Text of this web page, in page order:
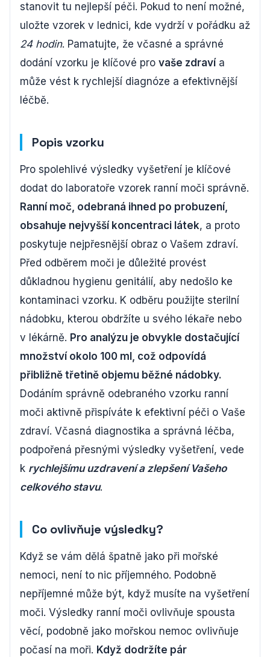
stanovit tu nejlepší péči. Pokud to není možné,
uložte vzorek v lednici, kde vydrží v pořádku až
24 hodin. Pamatujte, že včasné a správné
dodání vzorku je klíčové pro vaše zdraví a
může vést k rychlejší diagnóze a efektivnější
léčbě.
Popis vzorku
Pro spolehlivé výsledky vyšetření je klíčové
dodat do laboratoře vzorek ranní moči správně.
Ranní moč, odebraná ihned po probuzení,
obsahuje nejvyšší koncentraci látek, a proto
poskytuje nejpřesnější obraz o Vašem zdraví.
Před odběrem moči je důležité provést
důkladnou hygienu genitálií, aby nedošlo ke
kontaminaci vzorku. K odběru použijte sterilní
nádobku, kterou obdržíte u svého lékaře nebo
v lékárně. Pro analýzu je obvykle dostačující
množství okolo 100 ml, což odpovídá
přibližně třetině objemu běžné nádobky.
Dodáním správně odebraného vzorku ranní
moči aktivně přispíváte k efektivní péči o Vaše
zdraví. Včasná diagnostika a správná léčba,
podpořená přesnými výsledky vyšetření, vede
k rychlejšímu uzdravení a zlepšení Vašeho
celkového stavu.
Co ovlivňuje výsledky?
Když se vám dělá špatně jako při mořské
nemoci, není to nic příjemného. Podobně
nepříjemné může být, když musíte na vyšetření
moči. Výsledky ranní moči ovlivňuje spousta
věcí, podobně jako mořskou nemoc ovlivňuje
počasí na moři. Když dodržíte pár